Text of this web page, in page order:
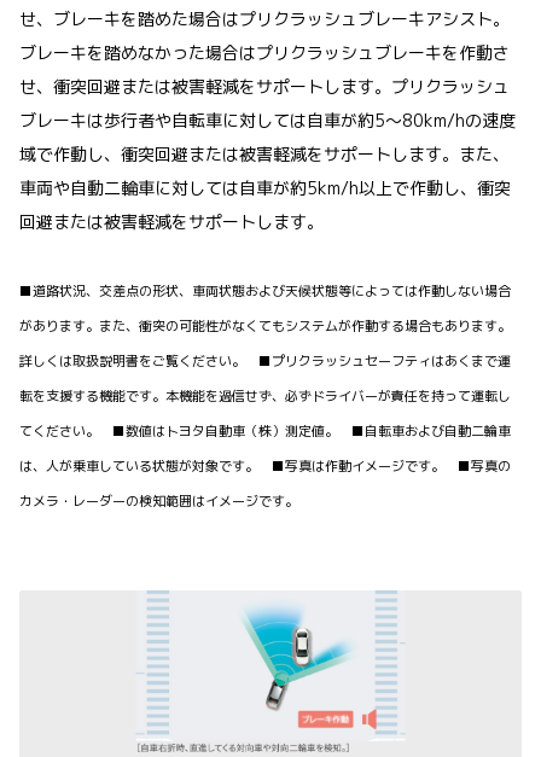
せ、ブレーキを踏めた場合はプリクラッシュブレーキアシスト。
ブレーキを踏めなかった場合はプリクラッシュブレーキを作動さ
せ、衝突回避または被害軽減をサポートします。プリクラッシュ
ブレーキは歩行者や自転車に対しては自車が約5〜80km/hの速度
域で作動し、衝突回避または被害軽減をサポートします。また、
車両や自動二輪車に対しては自車が約5km/h以上で作動し、衝突
回避または被害軽減をサポートします。
■道路状況、交差点の形状、車両状態および天候状態等によっては作動しない場合
があります。また、衝突の可能性がなくてもシステムが作動する場合もあります。
詳しくは取扱説明書をご覧ください。 ■プリクラッシュセーフティはあくまで運
転を支援する機能です。本機能を過信せず、必ずドライバーが責任を持って運転し
てください。 ■数値はトヨタ自動車（株）測定値。 ■自転車および自動二輪車
は、人が乗車している状態が対象です。 ■写真は作動イメージです。 ■写真の
カメラ・レーダーの検知範囲はイメージです。